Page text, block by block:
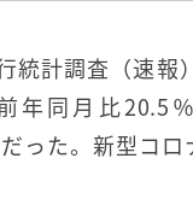
統計調査（速報
年同月比20.5
った。新型コロ